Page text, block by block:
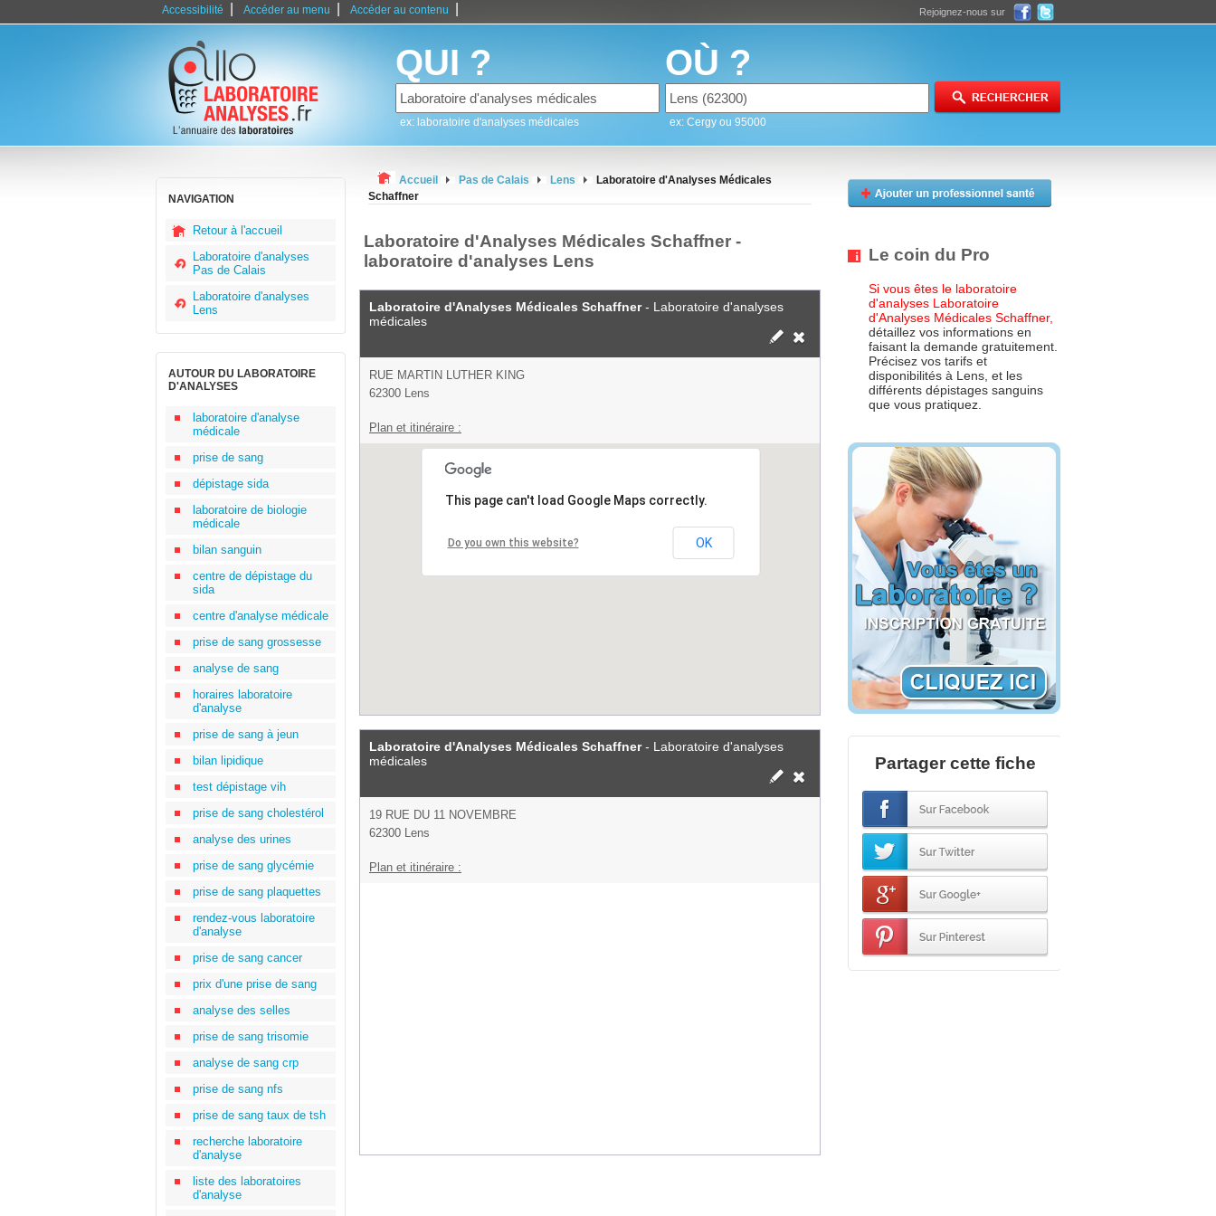
Accessibilité Accéder au menu Accéder au contenu Rejoignez-nous sur
QUI ?
ex: laboratoire d'analyses médicales
OÙ ?
ex: Cergy ou 95000
NAVIGATION
Retour à l'accueil
Laboratoire d'analyses
Pas de Calais
Laboratoire d'analyses
Lens
AUTOUR DU LABORATOIRE
D'ANALYSES
laboratoire d'analyse
médicale
prise de sang
dépistage sida
laboratoire de biologie
médicale
bilan sanguin
centre de dépistage du
sida
centre d'analyse médicale
prise de sang grossesse
analyse de sang
horaires laboratoire
d'analyse
prise de sang à jeun
bilan lipidique
test dépistage vih
prise de sang cholestérol
analyse des urines
prise de sang glycémie
prise de sang plaquettes
rendez-vous laboratoire
d'analyse
prise de sang cancer
prix d'une prise de sang
analyse des selles
prise de sang trisomie
analyse de sang crp
prise de sang nfs
prise de sang taux de tsh
recherche laboratoire
d'analyse
liste des laboratoires
d'analyse
Accueil Pas de Calais Lens
Laboratoire d'Analyses Médicales
Schaffner
Laboratoire d'Analyses Médicales Schaffner -
laboratoire d'analyses Lens
Laboratoire d'Analyses Médicales Schaffner- Laboratoire d'analyses
médicales
RUE MARTIN LUTHER KING
62300 Lens
Plan et itinéraire :
This page can't load Google Maps correctly.
Do you own this website? OK
Laboratoire d'Analyses Médicales Schaffner- Laboratoire d'analyses
médicales
19 RUE DU 11 NOVEMBRE
62300 Lens
Plan et itinéraire :
Le coin du Pro
Si vous êtes le laboratoire
d'analyses Laboratoire
d'Analyses Médicales Schaffner,
détaillez vos informations en
faisant la demande gratuitement.
Précisez vos tarifs et
disponibilités à Lens, et les
différents dépistages sanguins
que vous pratiquez.
Partager cette fiche